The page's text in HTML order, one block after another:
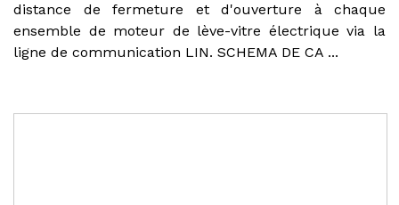
distance de fermeture et d'ouverture à chaque
ensemble de moteur de lève-vitre électrique via la
ligne de communication LIN. SCHEMA DE CA ...